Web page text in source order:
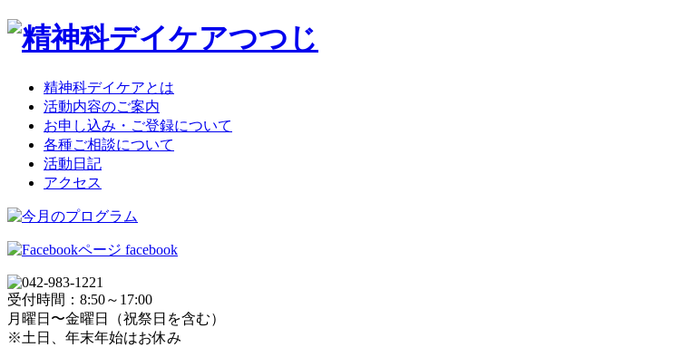
精神科デイケアとは
活動内容のご案内
お申し込み・ご登録について
各種ご相談について
活動日記
アクセス
facebook
受付時間：8:50～17:00
月曜日〜金曜日（祝祭日を含む）
※土日、年末年始はお休み